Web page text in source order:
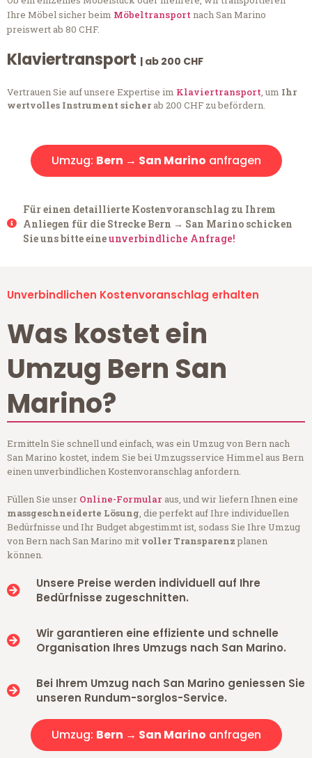
Ihre Möbel sicher beim Möbeltransportnach San Marino
preiswert ab 80 CHF.
Klaviertransport | ab 200 CHF
Vertrauen Sie auf unsere Expertise im Klaviertransport, um Ihr
wertvolles Instrument sicherab 200 CHF zu befördern.
Umzug: Bern → San Marino anfragen
Für einen detaillierte Kostenvoranschlag zu Ihrem
Anliegen für die Strecke Bern → San Marino schicken
Sie uns bitte eineunverbindliche Anfrage!
Unverbindlichen Kostenvoranschlag erhalten
Was kostet ein
Umzug Bern San
Marino?
Ermitteln Sie schnell und einfach, was ein Umzug von Bern nach
San Marino kostet, indem Sie bei Umzugsservice Himmel aus Bern
einen unverbindlichen Kostenvoranschlag anfordern.
Füllen Sie unser Online-Formular aus, und wir liefern Ihnen eine
massgeschneiderte Lösung, die perfekt auf Ihre individuellen
Bedürfnisse und Ihr Budget abgestimmt ist, sodass Sie Ihre Umzug
von Bern nach San Marino mit voller Transparenzplanen
können.
Unsere Preise werden individuell auf Ihre
Bedürfnisse zugeschnitten.
Wir garantieren eine effiziente und schnelle
Organisation Ihres Umzugs nach San Marino.
Bei Ihrem Umzug nach San Marino geniessen Sie
unseren Rundum-sorglos-Service.
Umzug: Bern → San Marino anfragen